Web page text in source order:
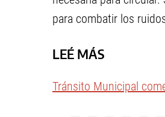
para combatir los
LEÉ MÁS
Tránsito Municipal